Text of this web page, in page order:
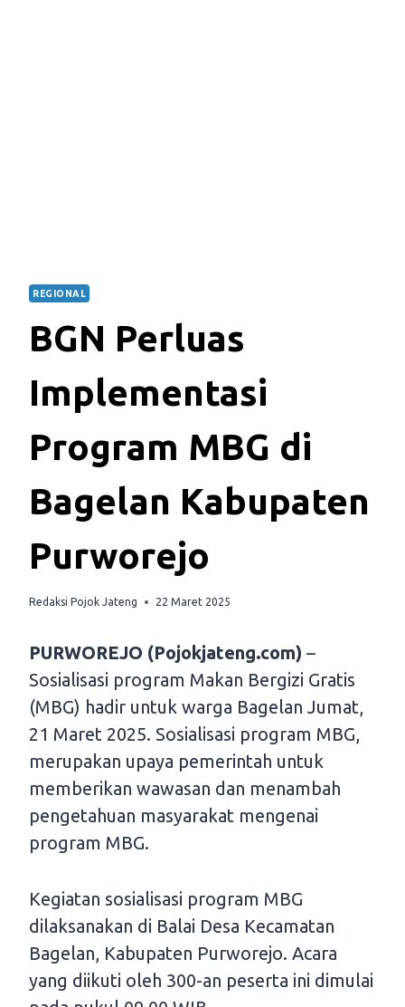
REGIONAL
BGN Perluas
Implementasi
Program MBG di
Bagelan Kabupaten
Purworejo
Redaksi Pojok Jateng 22 Maret 2025
PURWOREJO (Pojokjateng.com) –
Sosialisasi program Makan Bergizi Gratis
(MBG) hadir untuk warga Bagelan Jumat,
21 Maret 2025. Sosialisasi program MBG,
merupakan upaya pemerintah untuk
memberikan wawasan dan menambah
pengetahuan masyarakat mengenai
program MBG.
Kegiatan sosialisasi program MBG
dilaksanakan di Balai Desa Kecamatan
Bagelan, Kabupaten Purworejo. Acara
yang diikuti oleh 300-an peserta ini dimulai